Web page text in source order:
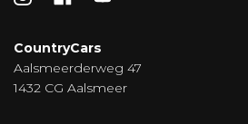
CountryCars
Aalsmeerderweg 47
1432 CG Aalsmeer